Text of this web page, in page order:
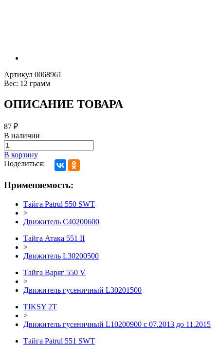
Артикул 0068961
Вес: 12 грамм
ОПИСАНИЕ ТОВАРА
87 ₽
В наличии
В корзину
Поделиться:
Применяемость:
Тайга Patrul 550 SWT
>
Движитель C40200600
Тайга Атака 551 II
>
Движитель L30200500
Тайга Варяг 550 V
>
Движитель гусеничный L30201500
TIKSY 2T
>
Движитель гусеничный L10200900 с 07.2013 до 11.2015
Тайга Patrul 551 SWT